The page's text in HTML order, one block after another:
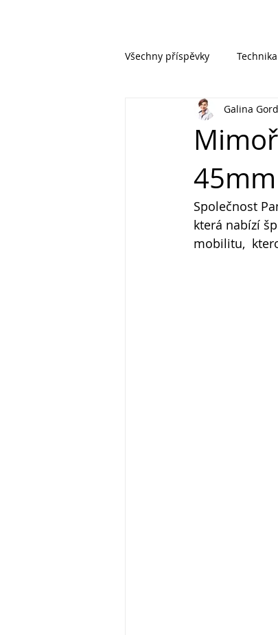
Všechny příspěvky Technika
Galina
Společnost
která nabízí
mobilitu,